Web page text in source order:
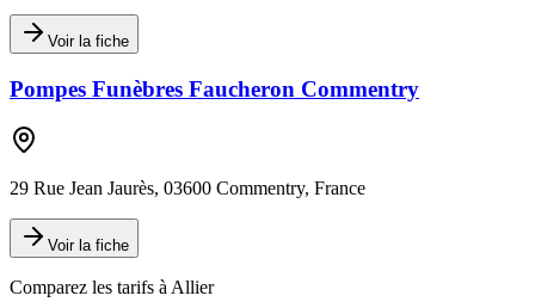
Voir la fiche
Pompes Funèbres Faucheron Commentry
29 Rue Jean Jaurès, 03600 Commentry, France
Voir la fiche
Comparez les tarifs à Allier